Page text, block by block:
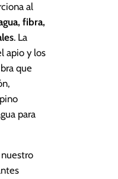
al
fibra,
. La
apio y los
que
para